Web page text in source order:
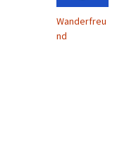
Wanderfreu
nd